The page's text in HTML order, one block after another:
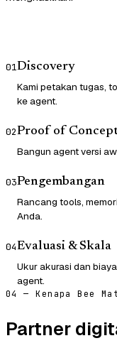
01Discovery
Kami petakan tugas,
ke agent.
02Proof of
Bangun agent versi
03Pengembangan
Rancang tools,
Anda.
04Evaluasi & Skala
Ukur akurasi dan
agent.
04 — Kenapa Bee
Partner